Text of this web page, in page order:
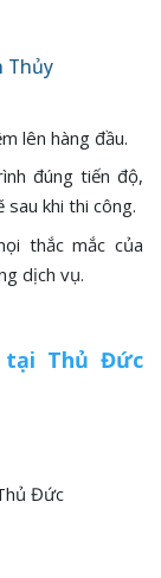
Thủy
lên hàng đầu.
đúng tiến độ,
khi thi công.
thắc mắc của
dịch vụ.
tại Thủ Đức
Đức